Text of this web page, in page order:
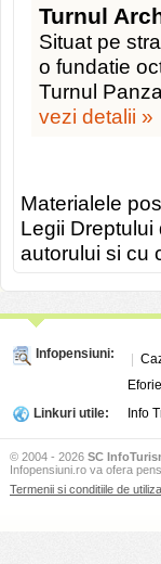
Turnul
Situat pe
o fundatie
Turnul
vezi detalii »
Materialele
Legii
autorului si cu
Infopensiuni:
Linkuri utile:
Info
© 2004 - 2026 SC
Infopensiuni.ro va ofera
Termenii si conditiile de